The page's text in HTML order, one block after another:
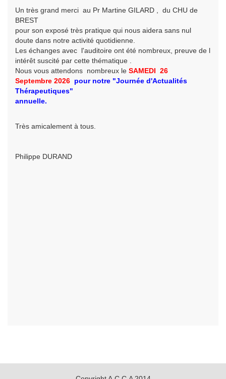
Un très grand merci au Pr Martine GILARD , du CHU de
BREST
pour son exposé très pratique qui nous aidera sans nul
doute dans notre activité quotidienne.
Les échanges avec l'auditoire ont été nombreux, preuve de l
intérêt suscité par cette thématique .
Nous vous attendons nombreux le SAMEDI 26
Septembre 2026 pour notre "Journée d'Actualités
Thérapeutiques"
annuelle.
Très amicalement à tous.
Philippe DURAND